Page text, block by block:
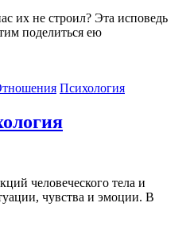
их не строил? Эта исповедь
поделиться ею
Психология
человеческого тела и
чувства и эмоции. В